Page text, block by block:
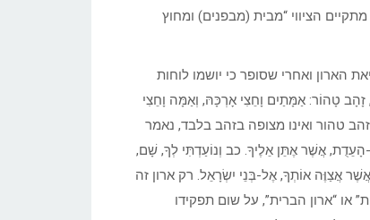
הציווי “מבית (מבפנים) ומחוץ
הארון ואחרי שסופר כי יושמו לוחות
אחר: וְעָשִׂיתָ כַפֹּרֶת, זָהָב טָהוֹר: אַמָּתַיִם וָחֵצִי אָרְכָּהּ, וְאַמָּה וָחֵצִי
טהור ואינו מצופה בזהב בלבד, נאמר
אֶת-הָעֵדֻת, אֲשֶׁר אֶתֵּן אֵלֶיךָ. כב וְנוֹעַדְתִּי לְךָ, שָׁם,
אֲצַוֶּה אוֹתְךָ, אֶל-בְּנֵי יִשְׂרָאֵל. רק ארון זה
העדות” או “ארון הברית”, על שום תפקידו